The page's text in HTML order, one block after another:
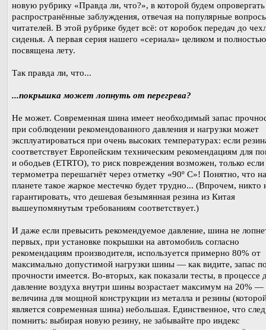
новую рубрику «Правда ли, что?», в которой будем опровергать
распространённые заблуждения, отвечая на популярные
читателей. В этой рубрике будет всё: от коробок передач до
сиденья. А первая серия нашего «сериала» целиком и полностью
посвящена лету.
Так правда ли, что...
...покрышка может лопнуть от перегрева?
Не может. Современная шина имеет необходимый запас
при соблюдении рекомендованного давления и нагрузки может
эксплуатироваться при очень высоких температурах: если
соответствует Европейским техническим рекомендациям для
и ободьев (ETRTO), то риск повреждения возможен, только если
термометра перешагнёт через отметку «90º С»! Понятно, что
планете такое жаркое местечко будет трудно... (Впрочем, никто
гарантировать, что дешевая безымянная резина из Китая
вышеупомянутым требованиям соответствует.)
И даже если превысить рекомендуемое давление, шина не
первых, при установке покрышки на автомобиль согласно
рекомендациям производителя, используется примерно 80% от
максимально допустимой нагрузки шины — как видите, запас
прочности имеется. Во-вторых, как показали тесты, в процессе
давление воздуха внутри шины возрастает максимум на 20% —
величина для мощной конструкции из металла и резины
является современная шина) небольшая. Единственное, что
помнить: выбирая новую резину, не забывайте про индекс